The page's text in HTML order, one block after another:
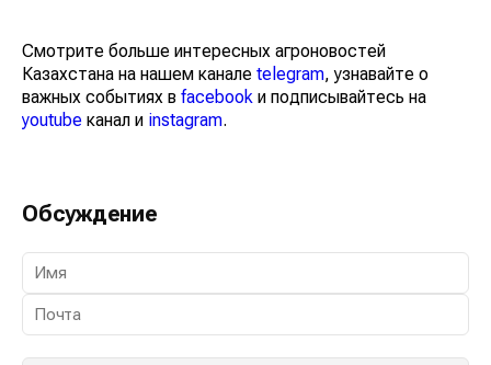
Смотрите больше интересных агроновостей
Казахстана на нашем каналеtelegram , узнавайте о
важных событиях вfacebook и подписывайтесь на
youtube канал иinstagram
Обсуждение